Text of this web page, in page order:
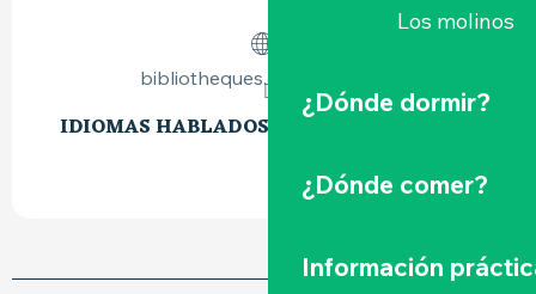
Los molinos
¿Dónde dormir?
¿Dónde comer?
Información
bibliotheques.cc-sevreloire.fr
IDIOMAS HABLADOS
IDIOMAS HABLADOS